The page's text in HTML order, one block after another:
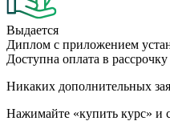
Выдается
Диплом с приложением
Доступна оплата в рассрочку
Никаких дополнительных
Нажимайте «купить курс» и